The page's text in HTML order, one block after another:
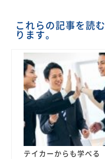
これらの記事を読
ります。
テイカーからも学べる